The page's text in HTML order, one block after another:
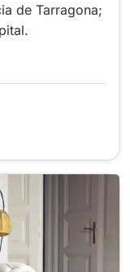
de Tarragona;